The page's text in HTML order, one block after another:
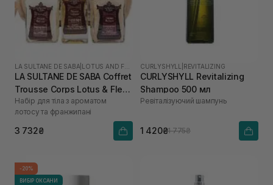
LA SULTANE DE SABA
LA SULTANE DE SABA Coffret
Trousse Corps Lotus & Fleur
de Frangipanier
Набір для тіла з ароматом
лотосу та франжипані
3 732₴
CURLYSHYLL REVITALIZING
CURLYSHYLL Revitalizing
Shampoo 500 мл
Ревіталізуючий шампунь
1 420₴1 775₴
-20%
ВИБІР ОКСАНИ